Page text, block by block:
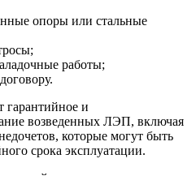
опоры или стальные
работы;
гарантийное и
возведенных ЛЭП, включая
которые могут быть
срока эксплуатации.